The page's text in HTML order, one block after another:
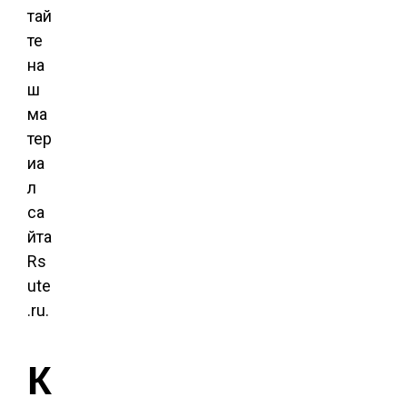
тай
те
на
ш
ма
тер
иа
л
са
йта
Rs
ute
.ru.
К